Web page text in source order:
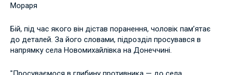
Мораря
Бій, під час якого він дістав поранення, чоловік пам’ятає
до деталей. За його словами, підрозділ просувався в
напрямку села Новомихайлівка на Донеччині.